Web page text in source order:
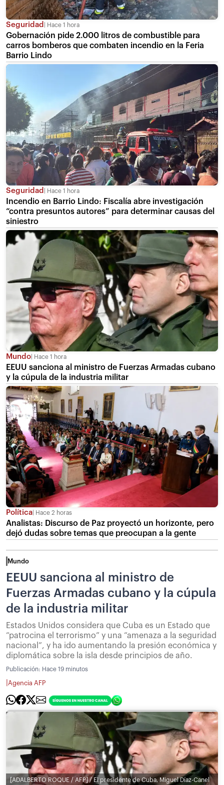
Seguridad Hace 1 hora
Gobernación pide 2.000 litros de combustible para
carros bomberos que combaten incendio en la Feria
Barrio Lindo
Seguridad Hace 1 hora
Incendio en Barrio Lindo: Fiscalía abre investigación
“contra presuntos autores” para determinar causas del
siniestro
Mundo Hace 1 hora
EEUU sanciona al ministro de Fuerzas Armadas cubano
y la cúpula de la industria militar
Política Hace 2 horas
Analistas: Discurso de Paz proyectó un horizonte, pero
dejó dudas sobre temas que preocupan a la gente
Mundo
EEUU sanciona al ministro de
Fuerzas Armadas cubano y la cúpula
de la industria militar
Estados Unidos considera que Cuba es un Estado que
“patrocina el terrorismo” y una “amenaza a la seguridad
nacional”, y ha ido aumentando la presión económica y
diplomática sobre la isla desde principios de año.
Publicación: Hace 19 minutos
Agencia AFP
[ADALBERTO ROQUE / AFP] / El presidente de Cuba, Miguel Díaz-Canel